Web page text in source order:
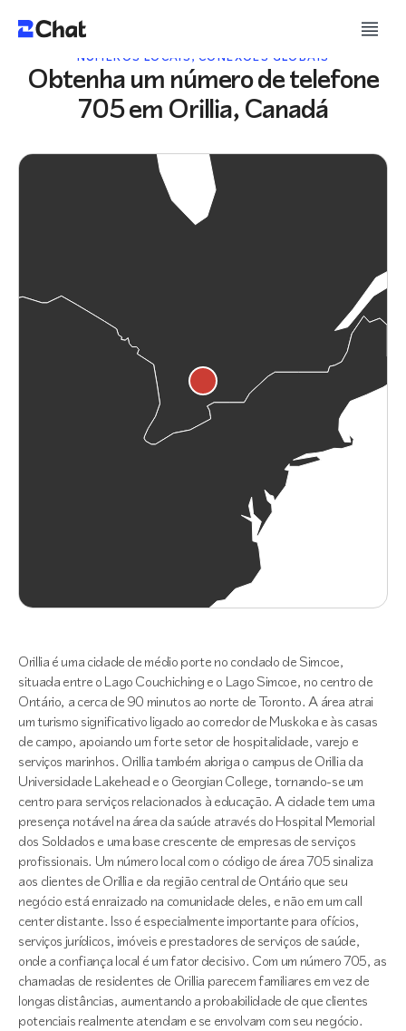
NÚMEROS LOCAIS, CONEXÕES GLOBAIS
Obtenha um número de telefone
705 em Orillia, Canadá
Orillia é uma cidade de médio porte no condado de Simcoe,
situada entre o Lago Couchiching e o Lago Simcoe, no centro de
Ontário, a cerca de 90 minutos ao norte de Toronto. A área atrai
um turismo significativo ligado ao corredor de Muskoka e às casas
de campo, apoiando um forte setor de hospitalidade, varejo e
serviços marinhos. Orillia também abriga o campus de Orillia da
Universidade Lakehead e o Georgian College, tornando-se um
centro para serviços relacionados à educação. A cidade tem uma
presença notável na área da saúde através do Hospital Memorial
dos Soldados e uma base crescente de empresas de serviços
profissionais. Um número local com o código de área 705 sinaliza
aos clientes de Orillia e da região central de Ontário que seu
negócio está enraizado na comunidade deles, e não em um call
center distante. Isso é especialmente importante para ofícios,
serviços jurídicos, imóveis e prestadores de serviços de saúde,
onde a confiança local é um fator decisivo. Com um número 705, as
chamadas de residentes de Orillia parecem familiares em vez de
longas distâncias, aumentando a probabilidade de que clientes
potenciais realmente atendam e se envolvam com seu negócio.